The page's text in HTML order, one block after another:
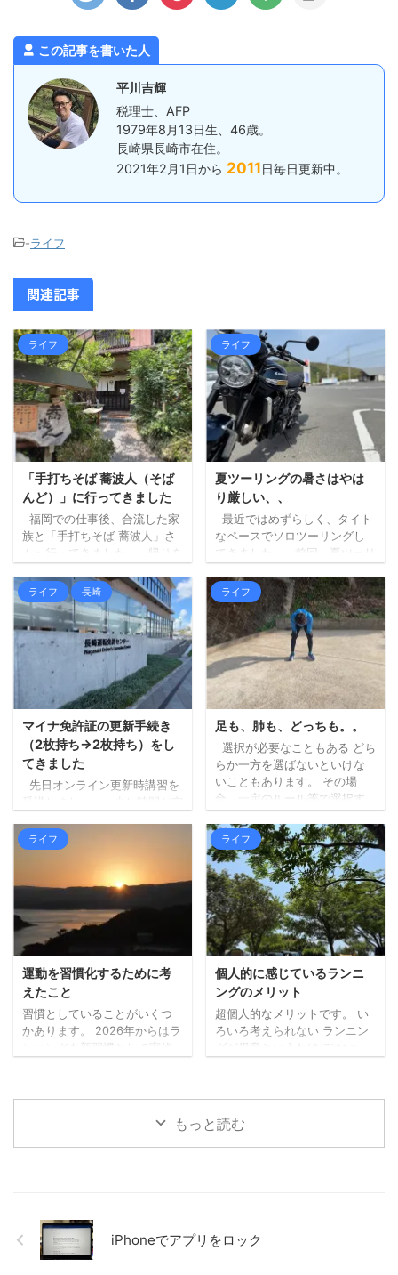
...
果となりました。 エンジンの排熱と
からもなので。 山間部は涼しく ...
この記事を書いた人
平川吉輝
税理士、AFP
1979年8月13日生、46歳。
長崎県長崎市在住。
2021年2月1日から 2011日毎日更新中。
-ライフ
関連記事
ライフ
「手打ちそば 蕎波人（そば
んど）」に行ってきました
福岡での仕事後、合流した家
族と「手打ちそば 蕎波人」さ
んへ行ってきました。 帰りを
ばでも食べて帰ろうというこ
とになり、妻にお店を探して
もらいました（大抵妻に探し
てもらいます）。 蕎波人さん
は三瀬のお店ではないのです
が（福岡県早良区）、良さそ
うなお店の中から、到着予定
がちょうどよかったのも決め
手になりました。 詳しく調べ
ずにいったのですが、人気店
のようで、すでに受付を済ま
せて待機している人ばかりで
した。 ひとまず ...
ライフ
夏ツーリングの暑さはやは
り厳しい、、
最近ではめずらしく、タイト
なペースでソロツーリングし
てきました。 前回、夏ツーリ
はず、という記事を書きまし
たが、最初に掲げた「ずら
す」が中途半端だったため
に、暑さはどうにもなりませ
んでした。。 ちょっと前にベ
ストタイプのジャケットを新
調したので、それも試してみ
ましたが、個人の感想としま
しては、「幾分マシではある
ものの暑いもんは暑い！」と
いう結果となりました。 エン
ジンの排熱と日差しで、暑さ
（熱さ）が上からも下からも
なので。 山間部は涼しく ...
ライフ 長崎
マイナ免許証の更新手続き
（2枚持ち→2枚持ち）をし
てきました
先日オンライン更新時講習を
に行ってきました。 （行こう
と思った日が閉庁日だったり
で、行けずにおりまし
た。。）。 私は免許更新前に
マイナ免許証の2枚持ちに切り
替えていましたので、2枚持ち
→2枚持ちの更新手続きです。
今回の受付時にも、免許を3つ
から選ぶことや、私の場合、
次も2枚持ちにするかなど、事
時間前に待機する場所で（10
人ずつ受付）、係の方から
「次の免許証をマイナ免許 ...
ライフ
足も、肺も、どっちも。。
選択が必要なこともある どち
らか一方を選ばないといけな
いこともあります。 その場
合、一定のルール等で選択す
りますが、どっちが楽しいか
（宇宙兄弟より）など、自分
の心が動く方でいいのかもし
れません。 どちらかではな
く、できるならどっちも た
だ、できること・モノであれ
ば、どちらかではなく、どち
らもやってみるのがいいなと
考えています。 あれもこれも
何でも、というのとは違いま
すが、どちらも試してみない
とわからないこともあります
し、両方が大切なこともあっ
ライフ
運動を習慣化するために考
えたこと
習慣としていることがいくつ
かあります。 2026年からはラ
ンニングも新習慣として実施
中で、運動の習慣化は特に難
ことなど書いてみます。 小さ
おいても、すぐ取り掛かれな
いとしても、とりあえず資料
ライフ
個人的に感じているランニ
ングのメリット
超個人的なメリットです。 い
ろいろ考えられない ランニン
グが得意というわけではない
考えないというわけではあり
ませんが、あれやこれやとい
ろんなことを考えるような時
間にはなりません。いまのと
れもこれもとできないので、
おのずと自分と向き合う時間
もっと読む
iPhoneでアプリをロック